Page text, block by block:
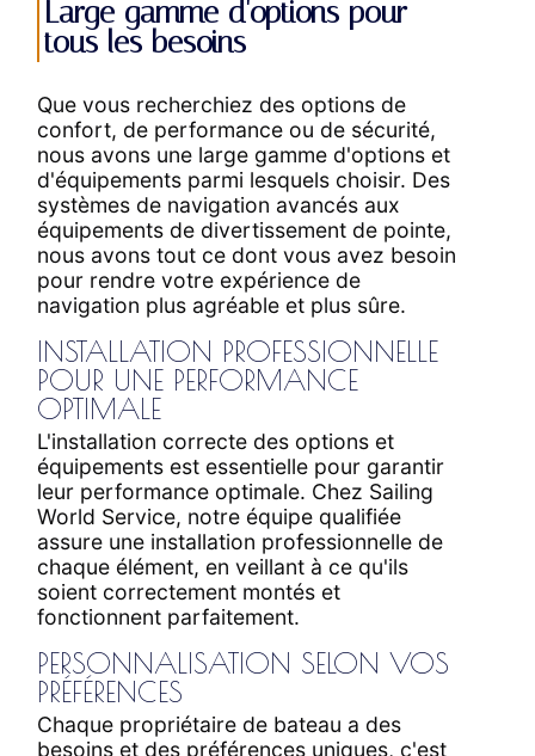
Large gamme d'options pour
tous les besoins
Que vous recherchiez des options de
confort, de performance ou de sécurité,
nous avons une large gamme d'options et
d'équipements parmi lesquels choisir. Des
systèmes de navigation avancés aux
équipements de divertissement de pointe,
nous avons tout ce dont vous avez besoin
pour rendre votre expérience de
navigation plus agréable et plus sûre.
INSTALLATION PROFESSIONNELLE
POUR UNE PERFORMANCE
OPTIMALE
L'installation correcte des options et
équipements est essentielle pour garantir
leur performance optimale. Chez Sailing
World Service, notre équipe qualifiée
assure une installation professionnelle de
chaque élément, en veillant à ce qu'ils
soient correctement montés et
fonctionnent parfaitement.
PERSONNALISATION SELON VOS
PRÉFÉRENCES
Chaque propriétaire de bateau a des
besoins et des préférences uniques, c'est